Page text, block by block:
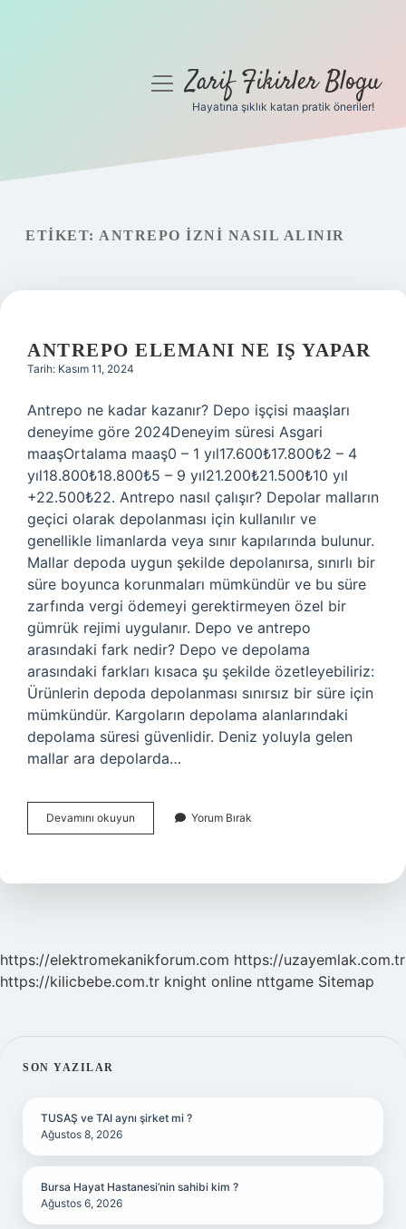
Gizlilik Politikası
menüyüZarif Fikirler Blogu
Hayatına şıklık katan pratik öneriler!
ETIKET: ANTREPO IZNI NASIL ALINIR
ANTREPO ELEMANI NE IŞ YAPAR
Tarih: Kasım 11, 2024
Antrepo ne kadar kazanır? Depo işçisi maaşları
deneyime göre 2024Deneyim süresi Asgari
maaşOrtalama maaş0 – 1 yıl17.600₺17.800₺2 – 4
yıl18.800₺18.800₺5 – 9 yıl21.200₺21.500₺10 yıl
+22.500₺22. Antrepo nasıl çalışır? Depolar malların
geçici olarak depolanması için kullanılır ve
genellikle limanlarda veya sınır kapılarında bulunur.
Mallar depoda uygun şekilde depolanırsa, sınırlı bir
süre boyunca korunmaları mümkündür ve bu süre
zarfında vergi ödemeyi gerektirmeyen özel bir
gümrük rejimi uygulanır. Depo ve antrepo
arasındaki fark nedir? Depo ve depolama
arasındaki farkları kısaca şu şekilde özetleyebiliriz:
Ürünlerin depoda depolanması sınırsız bir süre için
mümkündür. Kargoların depolama alanlarındaki
depolama süresi güvenlidir. Deniz yoluyla gelen
mallar ara depolarda…
Devamını okuyun
Elemanı
Yapar
Yorum Bırak
https://elektromekanikforum.com https://uzayemlak.com.tr
https://kilicbebe.com.tr knight online nttgame Sitemap
SIDEBAR
SON YAZILAR
TUSAŞ ve TAI aynı şirket mi ?
Ağustos 8, 2026
Bursa Hayat Hastanesi’nin sahibi kim ?
Ağustos 6, 2026